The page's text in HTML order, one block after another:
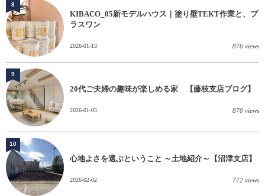
KIBACO_05新モデルハウス｜塗り壁TEKT作業と、プ
ラスワン
2026-01-13 876 views
8
20代ご夫婦の趣味が楽しめる家 【藤枝支店ブログ】
2026-01-05 870 views
9
心地よさを選ぶということ ～土地紹介～【沼津支店】
2026-02-02 772 views
10